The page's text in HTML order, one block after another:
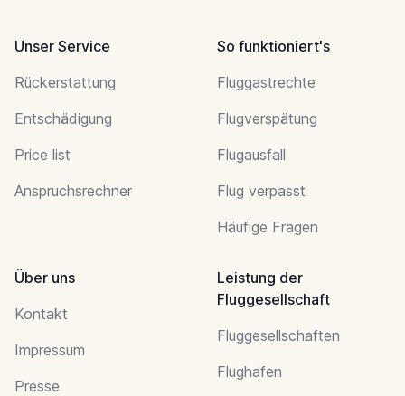
Unser Service
Rückerstattung
Entschädigung
Price list
Anspruchsrechner
So funktioniert's
Fluggastrechte
Flugverspätung
Flugausfall
Flug verpasst
Häufige Fragen
Über uns
Kontakt
Impressum
Presse
Leistung der
Fluggesellschaft
Fluggesellschaften
Flughafen